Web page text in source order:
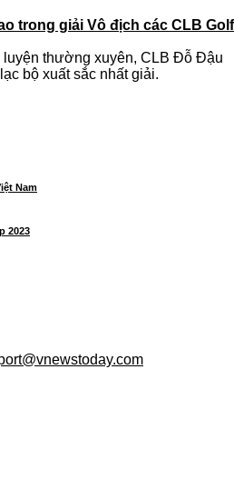
trong giải Vô địch các CLB Golf
luyện thường xuyên, CLB Đỗ Đậu
bộ xuất sắc nhất giải.
Nam
2023